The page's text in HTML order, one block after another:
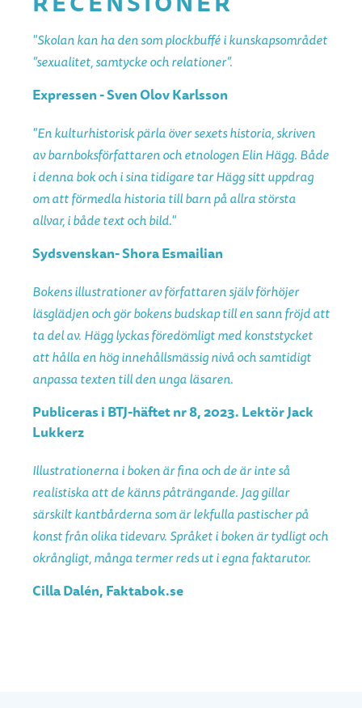
"Skolan kan ha den som plockbuffé i kunskapsområdet
”sexualitet, samtycke och relationer”.
Expressen - Sven Olov Karlsson
"En kulturhistorisk pärla över sexets historia, skriven
av barnboksförfattaren och etnologen Elin Hägg. Både
i denna bok och i sina tidigare tar Hägg sitt uppdrag
om att förmedla historia till barn på allra största
allvar, i både text och bild."
Sydsvenskan- Shora Esmailian
Bokens illustrationer av författaren själv förhöjer
läsglädjen och gör bokens budskap till en sann fröjd att
ta del av. Hägg lyckas föredömligt med konststycket
att hålla en hög innehållsmässig nivå och samtidigt
anpassa texten till den unga läsaren.
Publiceras i BTJ-häftet nr 8, 2023. Lektör Jack
Lukkerz
Illustrationerna i boken är fina och de är inte så
realistiska att de känns påträngande. Jag gillar
särskilt kantbårderna som är lekfulla pastischer på
konst från olika tidevarv. Språket i boken är tydligt och
okrångligt, många termer reds ut i egna faktarutor.
Cilla Dalén, Faktabok.se